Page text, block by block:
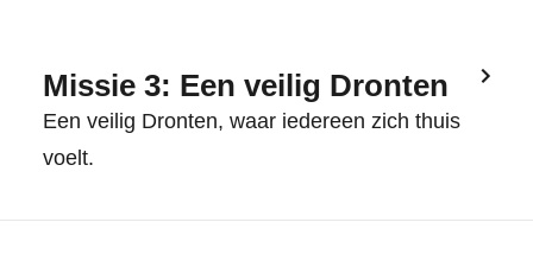
Missie 3: Een veilig Dronten
Een veilig Dronten, waar iedereen zich thuis
voelt.